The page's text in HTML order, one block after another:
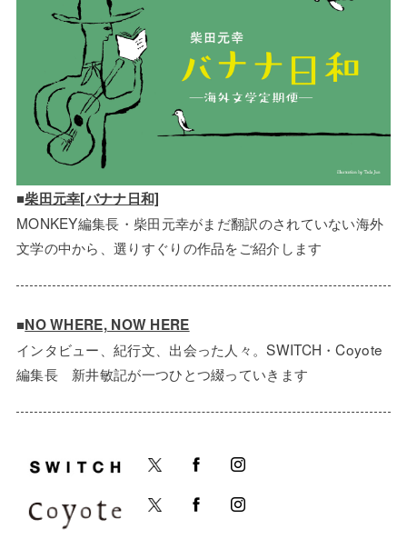
■柴田元幸[バナナ日和]
MONKEY編集長・柴田元幸がまだ翻訳のされていない海外
文学の中から、選りすぐりの作品をご紹介します
■NO WHERE, NOW HERE
インタビュー、紀行文、出会った人々。SWITCH・Coyote
編集長 新井敏記が一つひとつ綴っていきます